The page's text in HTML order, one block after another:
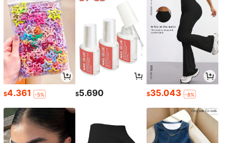
$4.361 -5% $5.690 $35.043 -8%